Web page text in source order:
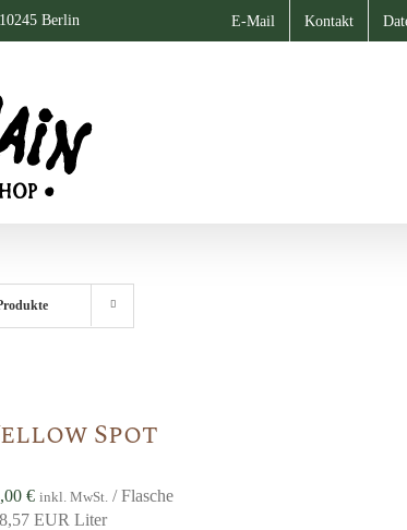
Berlin E-Mail Kontakt
Spot
€ inkl. MwSt. / Flasche
EUR Liter